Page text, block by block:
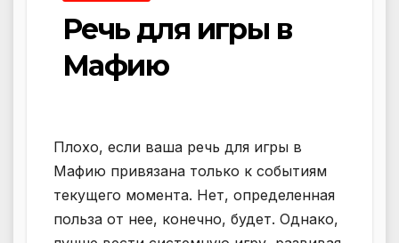
Речь для игры в
Мафию
Плохо, если ваша речь для игры в
Мафию привязана только к событиям
текущего момента. Нет, определенная
польза от нее, конечно, будет. Однако,